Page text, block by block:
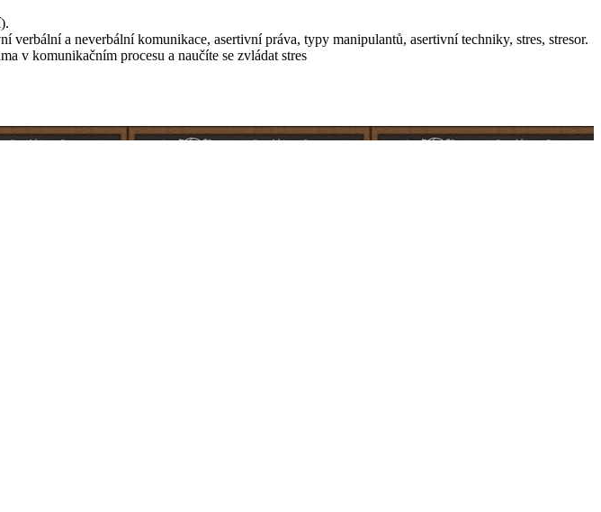
a neverbální komunikace, asertivní práva, typy manipulantů, asertivní techniky, stres, stresor.
v komunikačním procesu a naučíte se zvládat stres